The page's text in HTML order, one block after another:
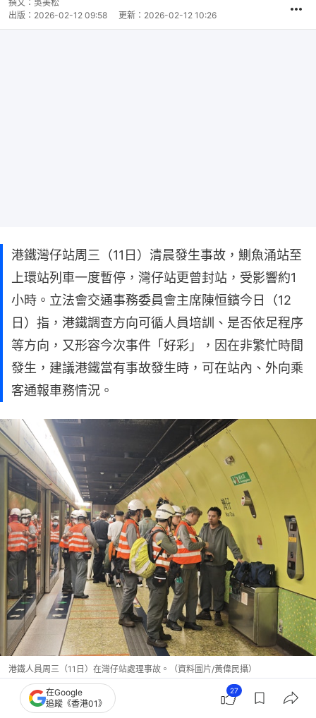
撰文： 吳美松
出版： 2026-02-12 09:58 更新： 2026-02-12 10:26
港鐵灣仔站周三（11日）清晨發生事故，鰂魚涌站至
上環站列車一度暫停，灣仔站更曾封站，受影響約1
小時。立法會交通事務委員會主席陳恒鑌今日（12
日）指，港鐵調查方向可循人員培訓、是否依足程序
等方向，又形容今次事件「好彩」，因在非繁忙時間
發生，建議港鐵當有事故發生時，可在站內、外向乘
客通報車務情況。
港鐵人員周三（11日）在灣仔站處理事故。（資料圖片/黃偉民攝）
在Google
追蹤《香港01》
27